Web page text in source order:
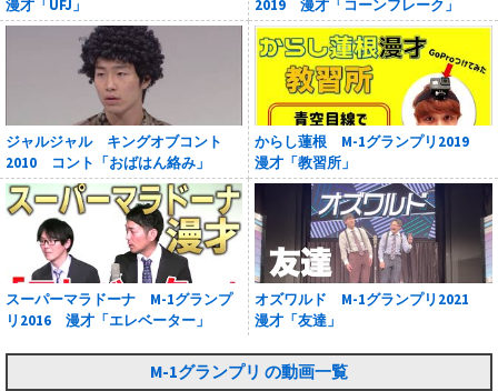
漫才「UFJ」
2019 漫才「コーンフレーク」
ジャルジャル キングオブコント
2010 コント「おばはん絡み」
からし蓮根 M-1グランプリ2019
漫才「教習所」
スーパーマラドーナ M-1グランプ
リ2016 漫才「エレベーター」
オズワルド M-1グランプリ2021
漫才「友達」
M-1グランプリ の動画一覧